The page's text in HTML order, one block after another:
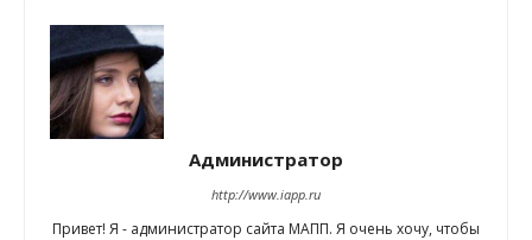
Администратор
http://www.iapp.ru
Привет! Я - администратор сайта МАПП. Я очень хочу, чтобы